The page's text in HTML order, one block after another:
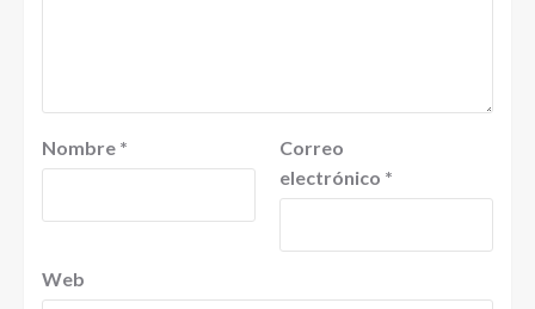
Nombre *
Correo
electrónico *
Web